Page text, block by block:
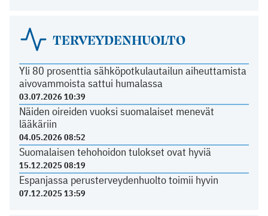
TERVEYDENHUOLTO
Yli 80 prosenttia sähköpotkulautailun aiheuttamista
aivovammoista sattui humalassa
03.07.2026 10:39
Näiden oireiden vuoksi suomalaiset menevät
lääkäriin
04.05.2026 08:52
Suomalaisen tehohoidon tulokset ovat hyviä
15.12.2025 08:19
Espanjassa perusterveydenhuolto toimii hyvin
07.12.2025 13:59